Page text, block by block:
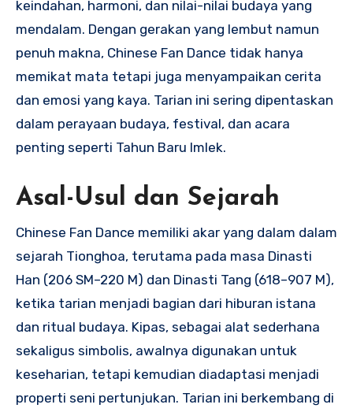
keindahan, harmoni, dan nilai-nilai budaya yang
mendalam. Dengan gerakan yang lembut namun
penuh makna, Chinese Fan Dance tidak hanya
memikat mata tetapi juga menyampaikan cerita
dan emosi yang kaya. Tarian ini sering dipentaskan
dalam perayaan budaya, festival, dan acara
penting seperti Tahun Baru Imlek.
Asal-Usul dan Sejarah
Chinese Fan Dance memiliki akar yang dalam dalam
sejarah Tionghoa, terutama pada masa Dinasti
Han (206 SM–220 M) dan Dinasti Tang (618–907 M),
ketika tarian menjadi bagian dari hiburan istana
dan ritual budaya. Kipas, sebagai alat sederhana
sekaligus simbolis, awalnya digunakan untuk
keseharian, tetapi kemudian diadaptasi menjadi
properti seni pertunjukan. Tarian ini berkembang di